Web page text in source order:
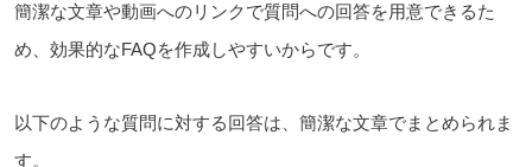
簡潔な文章や動画へのリンクで質問への回答を用意できるた
め、効果的なFAQを作成しやすいからです。
以下のような質問に対する回答は、簡潔な文章でまとめられま
す。